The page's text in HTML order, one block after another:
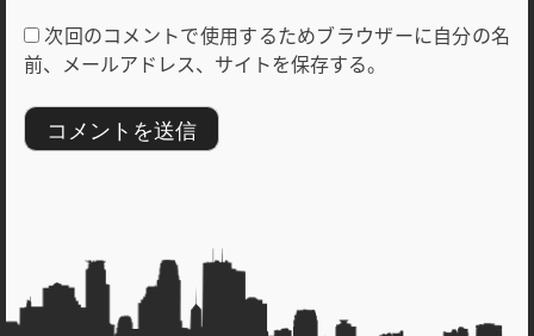
次回のコメントで使用するためブラウザーに自分の名
前、メールアドレス、サイトを保存する。